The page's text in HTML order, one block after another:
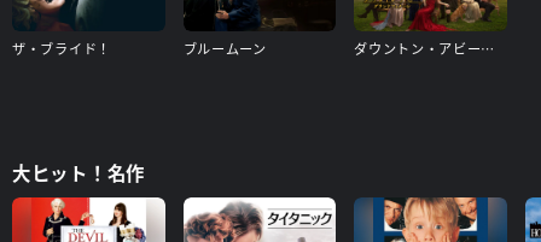
ザ・ブライド！ ブルームーン ダウントン・アビー／グランドフィナーレ
大ヒット！名作